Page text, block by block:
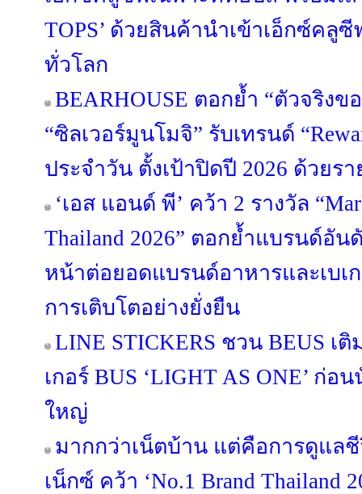
TOPS’ ด้วยสินค้านำเข้าเอ็กซ์คลู
ทั่วโลก
BEARHOUSE ตอกย้ำ “ตัวจริง
“ซิลเวอร์มูนโมจิ” รับเทรนด์
ประจำวัน ตั้งเป้าปิดปี 2026 ด้วยร
‘เอส แอนด์ พี’ คว้า 2 รางวัล
Thailand 2026” ตอกย้ำแบรนด์อั
หน้าต่อยอดแบรนด์อาหารและเบเ
การเติบโตอย่างยั่งยืน
LINE STICKERS ชวน BEUS
เกอร์ BUS ‘LIGHT AS ONE’ ก่
ใหญ่
มากกว่าเน็ตบ้าน แต่คือการดูแล
เน็กซ์ คว้า ‘No.1 Brand Thailand